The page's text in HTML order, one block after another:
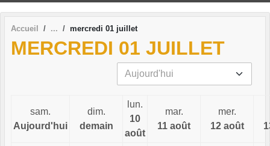
Accueil mercredi 01 juillet
MERCREDI 01 JUILLET
sam.
Aujourd'hui
dim.
demain
lun.
10
août
mar.
11 août
mer.
12 août